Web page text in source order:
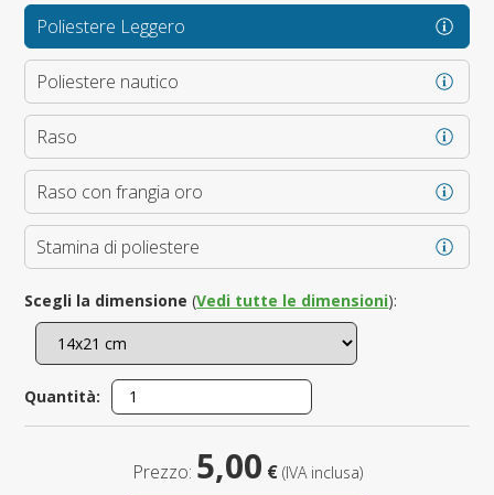
Poliestere Leggero
Poliestere nautico
Raso
Raso con frangia oro
Stamina di poliestere
Scegli la dimensione (Vedi tutte le dimensioni):
Quantità:
Prezzo: 5,00 € (IVA inclusa)